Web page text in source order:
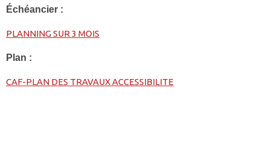
Échéancier :
PLANNING SUR 3 MOIS
Plan :
CAF-PLAN DES TRAVAUX ACCESSIBILITE